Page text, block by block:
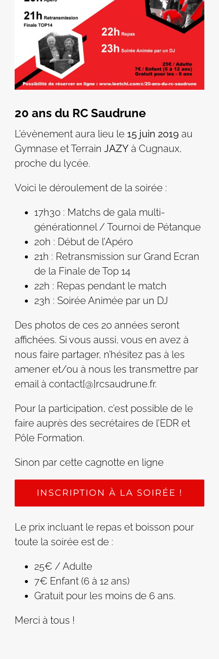
20 ans du RC Saudrune
L’évènement aura lieu le 15 juin 2019 au
Gymnase et Terrain JAZY à Cugnaux,
proche du lycée.
Voici le déroulement de la soirée :
17h30 : Matchs de gala multi-
générationnel / Tournoi de Pétanque
20h : Début de l’Apéro
21h : Retransmission sur Grand Ecran
de la Finale de Top 14
22h : Repas pendant le match
23h : Soirée Animée par un DJ
Des photos de ces 20 années seront
affichées. Si vous aussi, vous en avez à
nous faire partager, n’hésitez pas à les
amener et/ou à nous les transmettre par
email à contact[@]rcsaudrune.fr.
Pour la participation, c’est possible de le
faire auprès des secrétaires de l’EDR et
Pôle Formation.
Sinon par cette cagnotte en ligne
INSCRIPTION À LA SOIRÉE !
Le prix incluant le repas et boisson pour
toute la soirée est de :
25€ / Adulte
7€ Enfant (6 à 12 ans)
Gratuit pour les moins de 6 ans.
Merci à tous !